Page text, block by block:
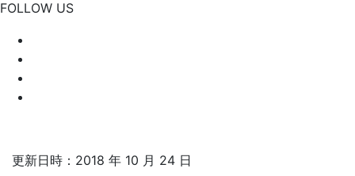
FOLLOW US
更新日時： 2018 年 10 月 24 日